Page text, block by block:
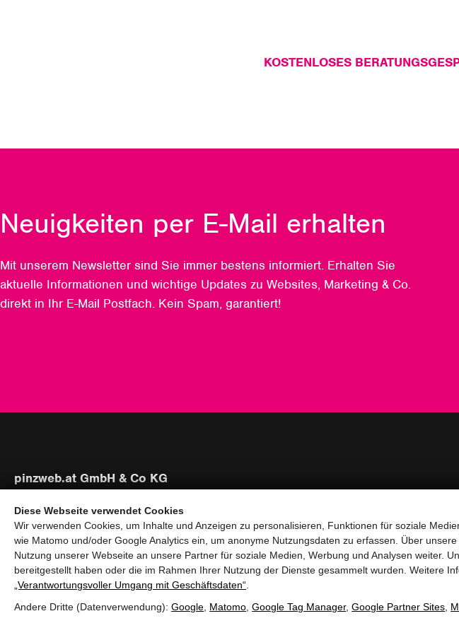
Diese Webseite verwendet Cookies
Wir verwenden Cookies, um Inhalte und Anzeigen zu personalisieren, Funktionen für soziale
wie Matomo und/oder Google Analytics ein, um anonyme Nutzungsdaten zu erfassen. Über unsere
Nutzung unserer Webseite an unsere Partner für soziale Medien, Werbung und Analysen weiter.
bereitgestellt haben oder die im Rahmen Ihrer Nutzung der Dienste gesammelt wurden. Weitere
„Verantwortungsvoller Umgang mit Geschäftsdaten“
Andere Dritte (Datenverwendung):Google Matomo ,Google Tag Manager,Google Partner Sites
KOSTENLOSES
Neuigkeiten per E-Mail erhalten
Mit unserem Newsletter sind Sie immer bestens informiert. Erhalten Sie
aktuelle Informationen und wichtige Updates zu Websites, Marketing & Co.
direkt in Ihr E-Mail Postfach. Kein Spam, garantiert!
pinzweb.at GmbH & Co KG
Rögergasse 36/6, 1090 Wien
T: +43 (0) 6545 20340
E:office@pinzweb.at
facebook instagram linkedin X